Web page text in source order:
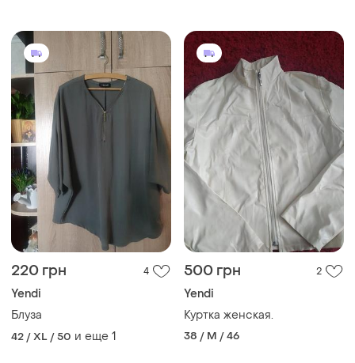
220 грн 4
Yendi
Блуза
42 / XL / 50 и еще 1
500 грн 2
Yendi
Куртка женская.
38 / M / 46